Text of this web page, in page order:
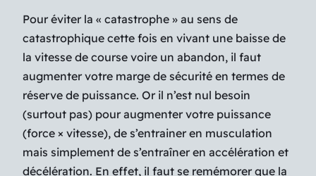
Pour éviter la « catastrophe » au sens de
catastrophique cette fois en vivant une baisse de
la vitesse de course voire un abandon, il faut
augmenter votre marge de sécurité en termes de
réserve de puissance. Or il n’est nul besoin
(surtout pas) pour augmenter votre puissance
(force × vitesse), de s’entrainer en musculation
mais simplement de s’entraîner en accélération et
décélération. En effet, il faut se remémorer que la